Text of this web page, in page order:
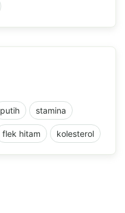
putih stamina
flek hitam kolesterol